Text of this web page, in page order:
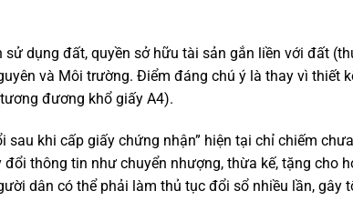
dụng đất, quyền sở hữu tài sản gắn liền với đất
và Môi trường. Điểm đáng chú ý là thay vì thiết
đương khổ giấy A4).
khi cấp giấy chứng nhận” hiện tại chỉ chiếm
thông tin như chuyển nhượng, thừa kế, tặng cho
dân có thể phải làm thủ tục đổi sổ nhiều lần, gây